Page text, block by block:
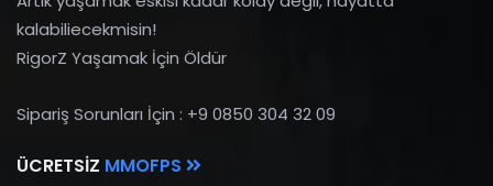
kalabiliecekmisin!
RigorZ Yaşamak İçin Öldür
Sipariş Sorunları İçin : +9 0850 304 32 09
ÜCRETSIZ MMOFPS